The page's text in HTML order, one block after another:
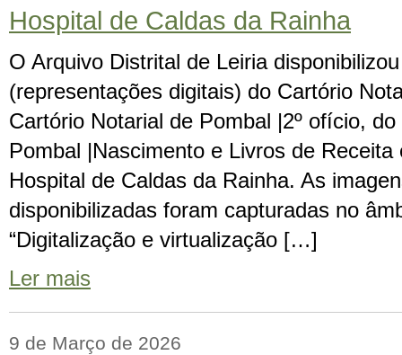
Hospital de Caldas da Rainha
O Arquivo Distrital de Leiria
(representações digitais) do Cartório
Cartório Notarial de Pombal |2º ofício,
Pombal |Nascimento e Livros de Receita
Hospital de Caldas da Rainha. As
disponibilizadas foram capturadas no
“Digitalização e virtualização […]
Ler mais
9 de Março de 2026